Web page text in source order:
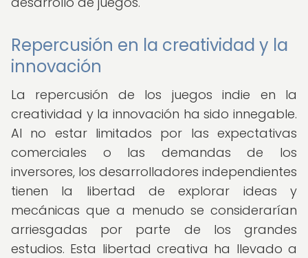
Repercusión en la creatividad y la
innovación
La repercusión de los juegos indie en la
creatividad y la innovación ha sido innegable.
Al no estar limitados por las expectativas
comerciales o las demandas de los
inversores, los desarrolladores independientes
tienen la libertad de explorar ideas y
mecánicas que a menudo se considerarían
arriesgadas por parte de los grandes
estudios. Esta libertad creativa ha llevado a